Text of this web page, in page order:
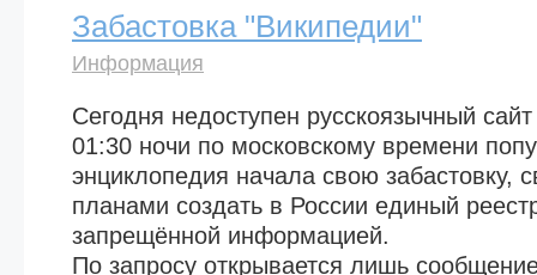
Забастовка "Википедии"
Информация
Сегодня недоступен русскоязычный
01:30 ночи по московскому времени
энциклопедия начала свою забастовку,
планами создать в России единый
запрещённой информацией.
По запросу открывается лишь